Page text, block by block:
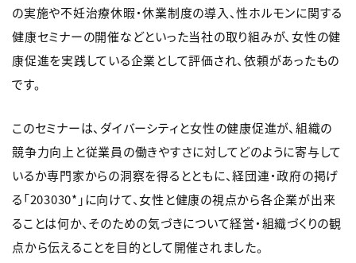
の実施や不妊治療休暇・休業制度の導入、性ホルモンに関する
健康セミナーの開催などといった当社の取り組みが、女性の健
康促進を実践している企業として評価され、依頼があったもの
です。
このセミナーは、ダイバーシティと女性の健康促進が、組織の
競争力向上と従業員の働きやすさに対してどのように寄与して
いるか専門家からの洞察を得るとともに、経団連・政府の掲げ
る「203030*」に向けて、女性と健康の視点から各企業が出来
ることは何か、そのための気づきについて経営・組織づくりの観
点から伝えることを目的として開催されました。